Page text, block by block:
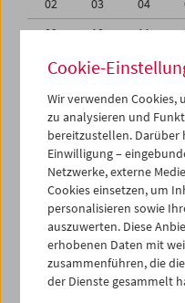
02
03 04
09
10 11
16
17 18
23
25
30
31 01
iCalender
Programmheft-PDF
English language or
< Vorherige Woche
Cookie-
Wir verwenden Cookies,
zu analysieren und
bereitzustellen.
Einwilligung –
Netzwerke, externe
Cookies einsetzen, um
personalisieren sowie
auszuwerten. Diese
erhobenen Daten mit
zusammenführen, die
der Dienste gesammelt